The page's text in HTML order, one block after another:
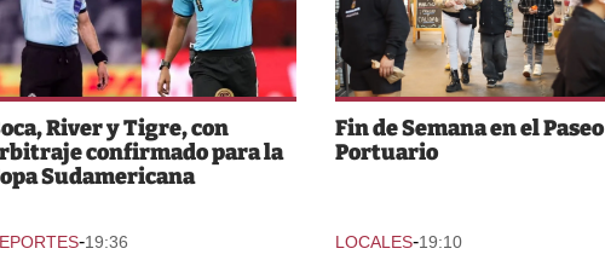
River y Tigre, con
confirmado para la
Sudamericana
-19:36
Fin de Semana en el Paseo
Portuario
LOCALES-19:10